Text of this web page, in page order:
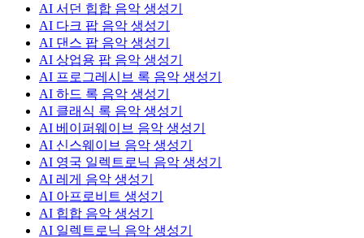
AI 서던 힙합 음악 생성기
AI 다크 팝 음악 생성기
AI 댄스 팝 음악 생성기
AI 상업용 팝 음악 생성기
AI 프로그레시브 록 음악 생성기
AI 하드 록 음악 생성기
AI 클래식 록 음악 생성기
AI 베이퍼웨이브 음악 생성기
AI 신스웨이브 음악 생성기
AI 영국 일렉트로닉 음악 생성기
AI 레게 음악 생성기
AI 아프로비트 생성기
AI 힙합 음악 생성기
AI 일렉트로닉 음악 생성기